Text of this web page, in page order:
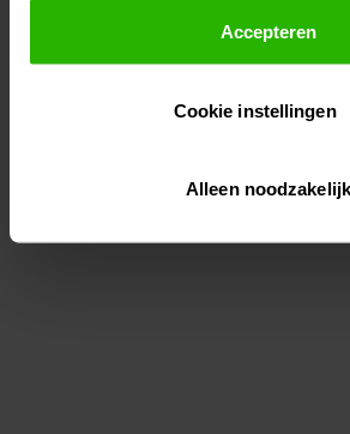
toestemming om cookies voor social
gepersonaliseerde advertenties te
Lees hier meer over in ons
Via "Cookie instellingen" kun je ook
Accepteren
Cookie instellingen
Alleen noodzakelijk